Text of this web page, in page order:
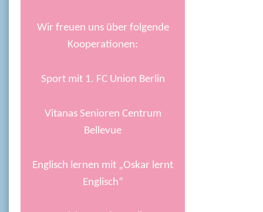
Wir freuen uns über folgende
Kooperationen:
Sport mit 1. FC Union Berlin
Vitanas Senioren Centrum
Bellevue
Englisch lernen mit „Oskar lernt
Englisch“